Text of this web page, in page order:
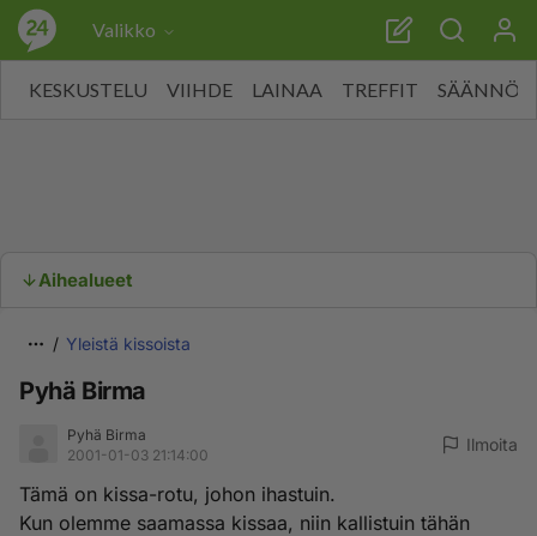
Valikko
KESKUSTELU VIIHDE LAINAA TREFFIT SÄÄNNÖT
Aihealueet
Yleistä kissoista
Pyhä Birma
Pyhä Birma
2001-01-03 21:14:00
Ilmoita
Tämä on kissa-rotu, johon ihastuin.
Kun olemme saamassa kissaa, niin kallistuin tähän